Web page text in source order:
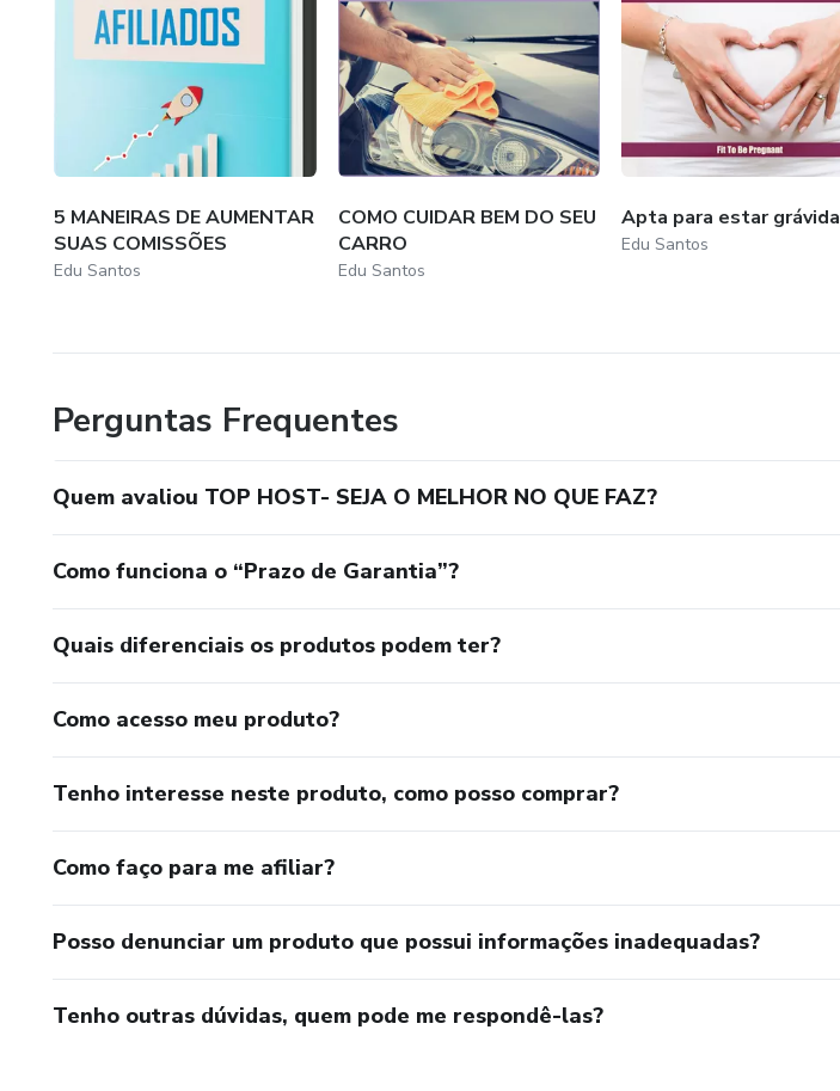
5 MANEIRAS DE AUMENTAR
SUAS COMISSÕES
Edu Santos
COMO CUIDAR BEM DO SEU
CARRO
Edu Santos
Apta para estar grávida
Edu Santos
Perguntas Frequentes
Quem avaliou TOP HOST- SEJA O MELHOR NO QUE FAZ?
Como funciona o “Prazo de Garantia”?
Quais diferenciais os produtos podem ter?
Como acesso meu produto?
Tenho interesse neste produto, como posso comprar?
Como faço para me afiliar?
Posso denunciar um produto que possui informações inadequadas?
Tenho outras dúvidas, quem pode me respondê-las?